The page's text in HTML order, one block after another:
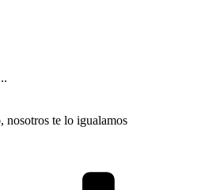
nosotros te lo igualamos